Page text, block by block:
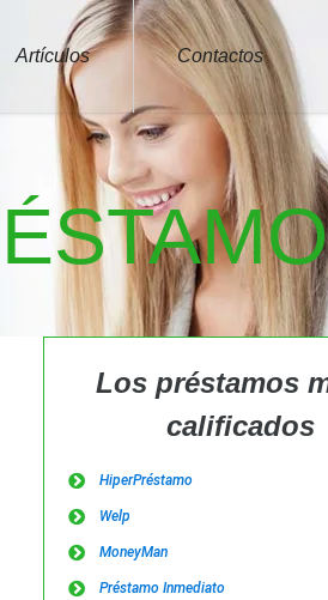
Artículos Contactos
Los préstamos
calificados
HiperPréstamo
Welp
MoneyMan
Préstamo Inmediato